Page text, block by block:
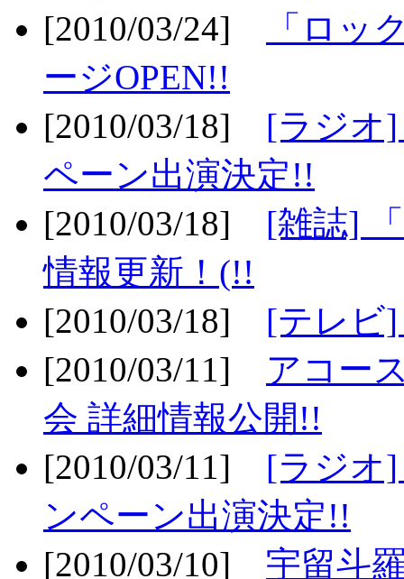
[2010/03/24]
「ロッ
ージOPEN!!
[2010/03/18] [ラジオ
ペーン出演決定!!
[2010/03/18] [雑誌]
情報更新！(!!
[2010/03/18] [テレビ
[2010/03/11] アコー
会 詳細情報公開!!
[2010/03/11] [ラジオ
ンペーン出演決定!!
[2010/03/10] 宇留斗